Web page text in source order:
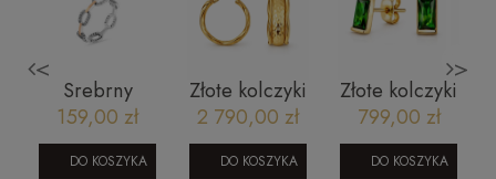
<
Srebrny
pierścionek
1005
159,00 zł
DO KOSZYKA
Złote kolczyki
koła okrągłe S
2 CM
100520249
2 790,00 zł
DO KOSZYKA
Złote kolczyki
z zieloną
cyrkonią
131020236C
799,00 zł
DO KOSZYKA
>